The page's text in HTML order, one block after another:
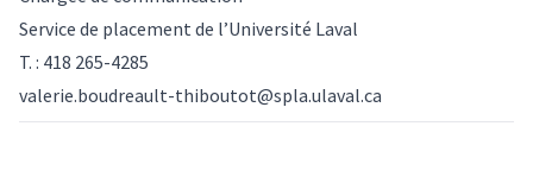
Service de placement de l’Université Laval
T. : 418 265-4285
valerie.boudreault-thiboutot@spla.ulaval.ca